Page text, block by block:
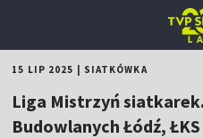
15 LIP 2025 SIATKÓWKA
Liga Mistrzyń
Budowlanych Łódź,